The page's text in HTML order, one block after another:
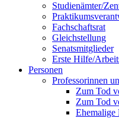
Studienämter/
Fachschaftsrat
Gleichstellung
Senatsmitglieder
Erste Hilfe/
Personen
Professorinnen
Zum Tod
Zum Tod
Ehemalige